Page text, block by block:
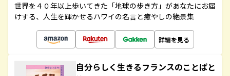
世界を４０年以上歩いてきた「地球の歩き方」があなたにお届
けする、人生を輝かせるハワイの名言と癒やしの絶景集
詳細を見る
自分らしく生きるフランスのことばと